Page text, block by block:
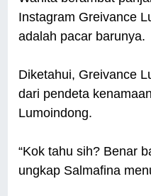
Instagram Greivance
adalah pacar barunya.
Diketahui, Greivance
dari pendeta
Lumoindong.
“Kok tahu sih? Benar
ungkap Salmafina